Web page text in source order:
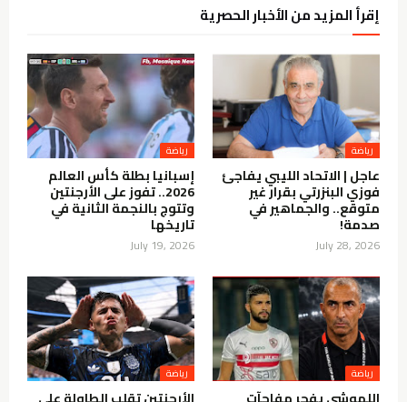
إقرأ المزيد من الأخبار الحصرية
رياضة
عاجل | الاتحاد الليبي يفاجئ
فوزي البنزرتي بقرار غير
متوقع.. والجماهير في
صدمة!
July 28, 2026
رياضة
إسبانيا بطلة كأس العالم
2026.. تفوز على الأرجنتين
وتتوج بالنجمة الثانية في
تاريخها
July 19, 2026
رياضة رياضة